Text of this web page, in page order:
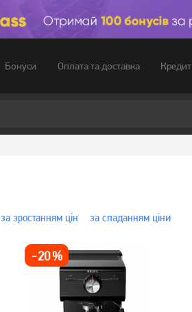
Бонуси Оплата та доставка Кредит
за зростанням цін за спаданням ціни
-20%